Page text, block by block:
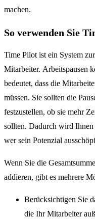
machen.
So verwenden Sie
Time Pilot ist ein System
Mitarbeiter. Arbeitspausen
bedeutet, dass die
müssen. Sie sollten die
festzustellen, ob sie mehr
sollten. Dadurch wird
wer sein Potenzial
Wenn Sie die
addieren, gibt es mehrere
Berücksichtigen Sie
die Ihr Mitarbeiter